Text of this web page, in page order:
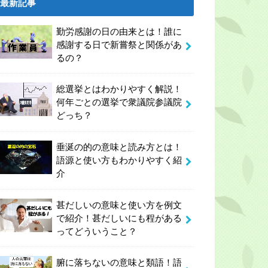
最新記事
勤労感謝の日の由来とは！誰に
感謝する日で新嘗祭と関係があ
るの？
総選挙とはわかりやすく解説！
何年ごとの選挙で衆議院参議院
どっち？
垂涎の的の意味と読み方とは！
語源と使い方もわかりやすく紹
介
甚だしいの意味と使い方を例文
で紹介！甚だしいにも程がある
ってどういうこと？
腑に落ちないの意味と類語！語